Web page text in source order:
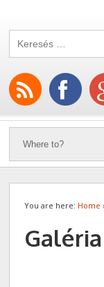
You are here: Home
Galéria